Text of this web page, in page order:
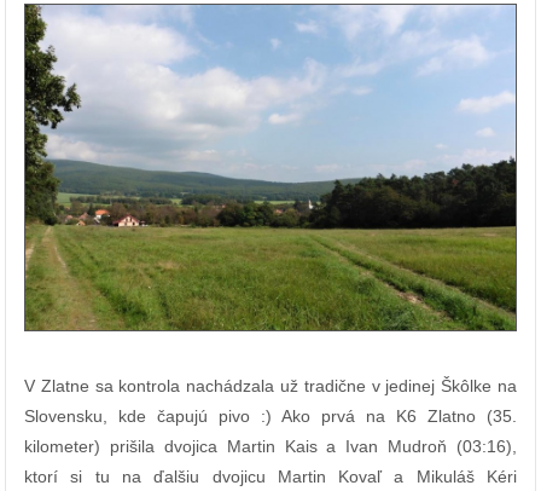
V Zlatne sa kontrola nachádzala už tradične v jedinej Škôlke na
Slovensku, kde čapujú pivo :) Ako prvá na K6 Zlatno (35.
kilometer) prišila dvojica Martin Kais a Ivan Mudroň (03:16),
ktorí si tu na ďalšiu dvojicu Martin Kovaľ a Mikuláš Kéri